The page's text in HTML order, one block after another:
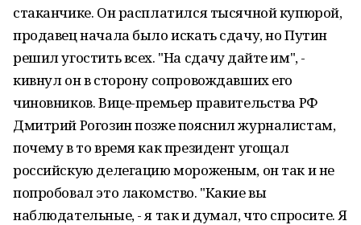
стаканчике. Он расплатился тысячной купюрой,
продавец начала было искать сдачу, но Путин
решил угостить всех. "На сдачу дайте им", -
кивнул он в сторону сопровождавших его
чиновников. Вице-премьер правительства РФ
Дмитрий Рогозин позже пояснил журналистам,
почему в то время как президент угощал
российскую делегацию мороженым, он так и не
попробовал это лакомство. "Какие вы
наблюдательные, - я так и думал, что спросите. Я